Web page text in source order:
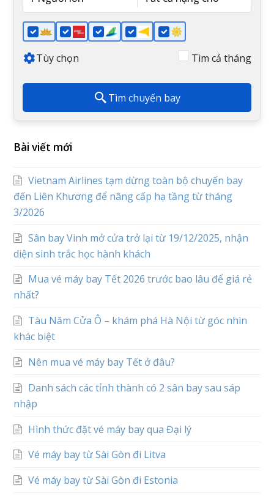
Tùy chọn Tìm cả tháng
Tìm chuyến bay
Bài viết mới
Vietnam Airlines tạm dừng toàn bộ chuyến bay
đến Liên Khương để nâng cấp hạ tầng từ tháng
3/2026
Sân bay Vinh mở cửa trở lại từ 19/12/2025, nhận
diện sinh trắc học hành khách
Mua vé máy bay Tết 2026 trước bao lâu để giá rẻ
nhất?
Tàu Năm Cửa Ô – khám phá Hà Nội từ góc nhìn
khác biệt
Nên mua vé máy bay Tết ở đâu?
Danh sách các tỉnh thành có 2 sân bay sau sáp
nhập
Hình thức đặt vé máy bay qua Đại lý
Vé máy bay từ Sài Gòn đi Litva
Vé máy bay từ Sài Gòn đi Estonia